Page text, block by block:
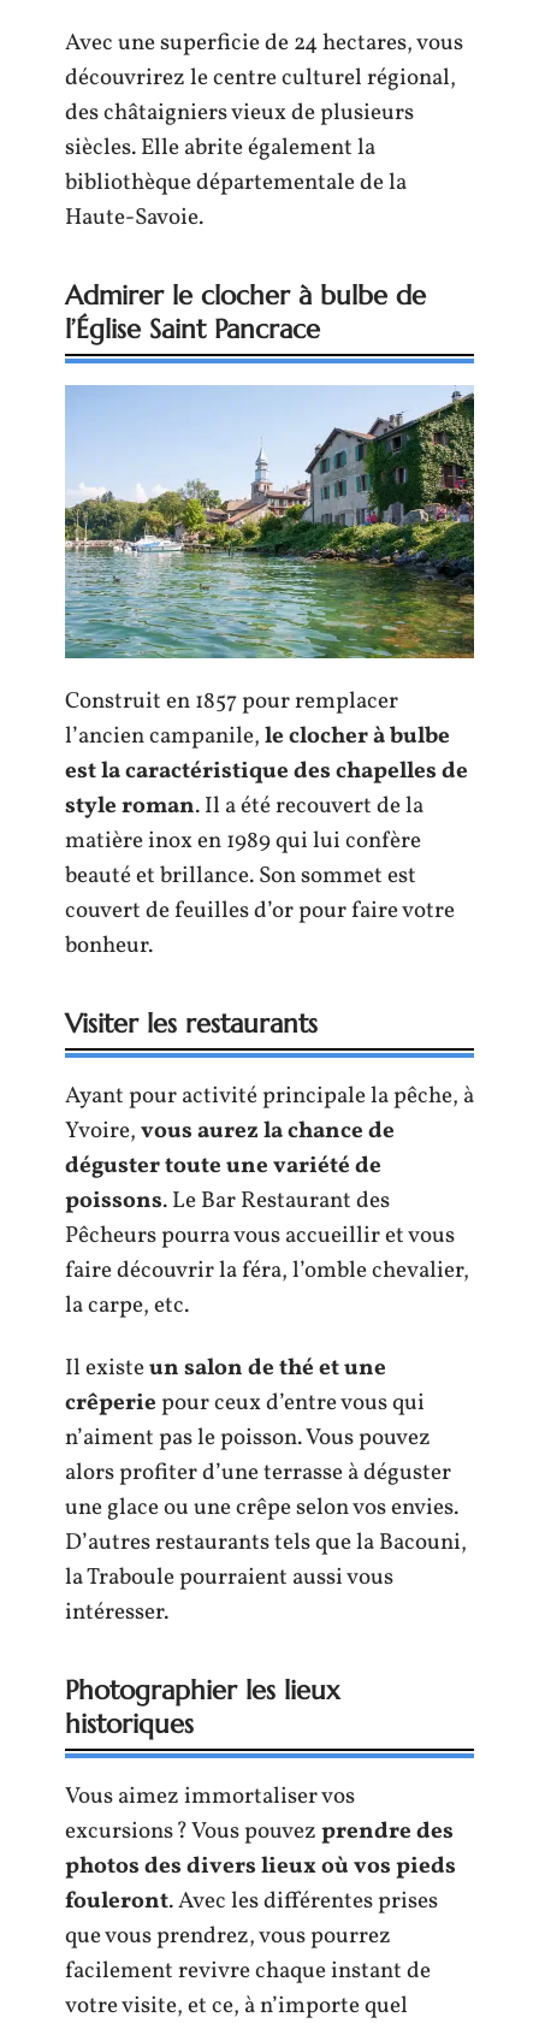
Avec une superficie de 24 hectares, vous
découvrirez le centre culturel régional,
des châtaigniers vieux de plusieurs
siècles. Elle abrite également la
bibliothèque départementale de la
Haute-Savoie.
Admirer le clocher à bulbe de
l’Église Saint Pancrace
Construit en 1857 pour remplacer
l’ancien campanile,le clocher à bulbe
est la caractéristique des chapelles de
style roman. Il a été recouvert de la
matière inox en 1989 qui lui confère
beauté et brillance. Son sommet est
couvert de feuilles d’or pour faire votre
bonheur.
Visiter les restaurants
Ayant pour activité principale la pêche, à
Yvoire,vous aurez la chance de
déguster toute une variété de
poissons. Le Bar Restaurant des
Pêcheurs pourra vous accueillir et vous
faire découvrir la féra, l’omble chevalier,
la carpe, etc.
Il existeun salon de thé et une
crêperiepour ceux d’entre vous qui
n’aiment pas le poisson. Vous pouvez
alors profiter d’une terrasse à déguster
une glace ou une crêpe selon vos envies.
D’autres restaurants tels que la Bacouni,
la Traboule pourraient aussi vous
intéresser.
Photographier les lieux
historiques
Vous aimez immortaliser vos
excursions ? Vous pouvezprendre des
photos des divers lieux où vos pieds
fouleront. Avec les différentes prises
que vous prendrez, vous pourrez
facilement revivre chaque instant de
votre visite, et ce, à n’importe quel